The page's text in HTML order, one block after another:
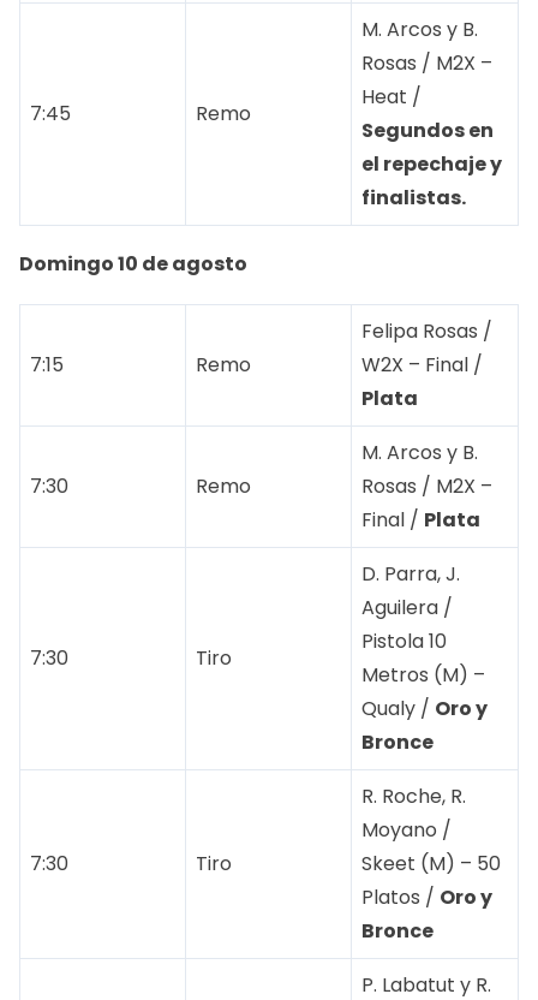
7:45 Remo
M. Arcos y B.
Rosas / M2X –
Heat /
Segundos en
el repechaje y
finalistas.
Domingo 10 de agosto
7:15 Remo
Felipa Rosas /
W2X – Final /
Plata
7:30 Remo
M. Arcos y B.
Rosas / M2X –
Final / Plata
7:30 Tiro
D. Parra, J.
Aguilera /
Pistola 10
Metros (M) –
Qualy / Oro y
Bronce
7:30 Tiro
R. Roche, R.
Moyano /
Skeet (M) – 50
Platos / Oro y
Bronce
P. Labatut y R.